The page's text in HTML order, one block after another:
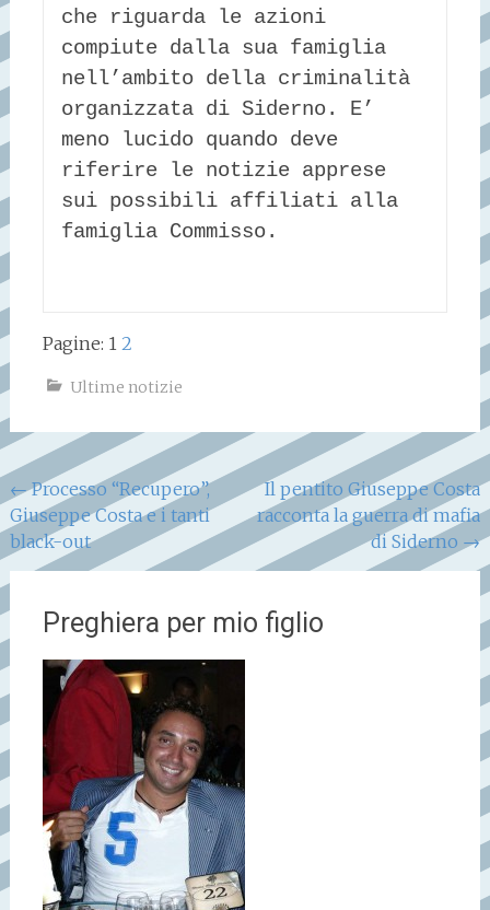
che riguarda le azioni
compiute dalla sua famiglia
nell’ambito della criminalità
organizzata di Siderno. E’
meno lucido quando deve
riferire le notizie apprese
sui possibili affiliati alla
famiglia Commisso.
Pagine: 1 2
Ultime notizie
Navigazione
articoli
←Processo “Recupero”,
Giuseppe Costa e i tanti
black-out
Il pentito Giuseppe Costa
racconta la guerra di mafia
di Siderno →
Preghiera per mio figlio